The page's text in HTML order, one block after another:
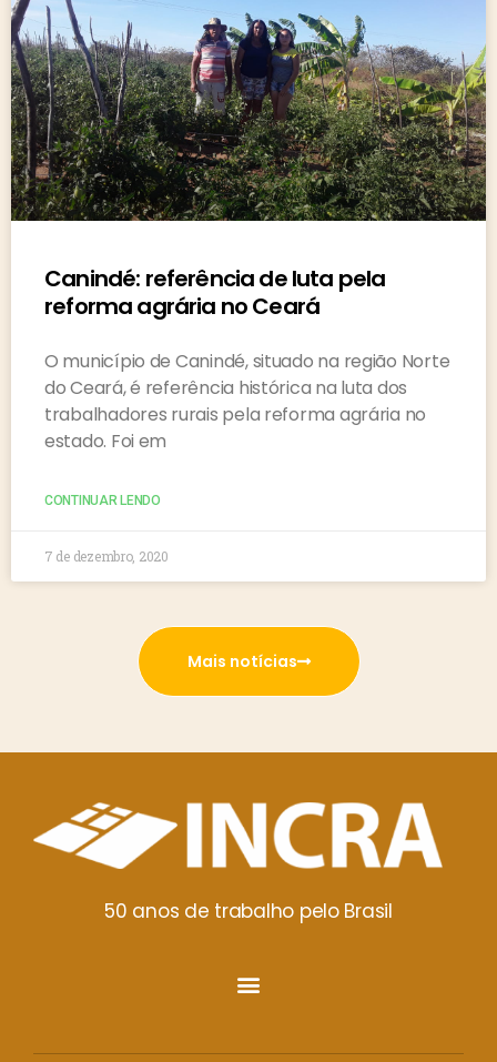
Canindé: referência de luta pela
reforma agrária no Ceará
O município de Canindé, situado na região Norte
do Ceará, é referência histórica na luta dos
trabalhadores rurais pela reforma agrária no
estado. Foi em
CONTINUAR LENDO
7 de dezembro, 2020
Mais notícias
50 anos de trabalho pelo Brasil